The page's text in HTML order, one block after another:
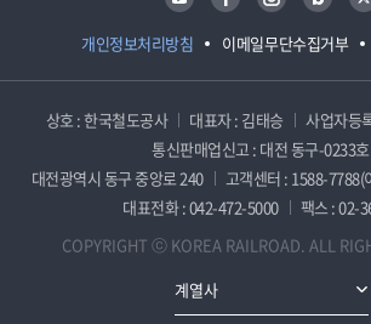
개인정보처리방침 이메일무단수집거부
상호 : 한국철도공사 대표자 : 김태승
사업자등
통신판매업신고 : 대전 동구-0233호
대전광역시 동구 중앙로 240
고객센터 : 1588-7788(
대표전화 : 042-472-5000
팩스 : 02-
COPYRIGHT ⓒ KOREA RAILROAD. ALL
계열사